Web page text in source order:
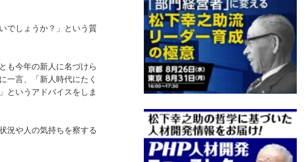
でしょうか？」という質
も今年の新人に名づけら
言、「新人時代にたく
というアドバイスをしま
況や人の気持ちを察する